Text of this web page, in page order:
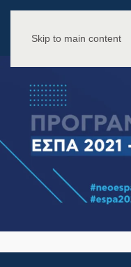
Skip to main content